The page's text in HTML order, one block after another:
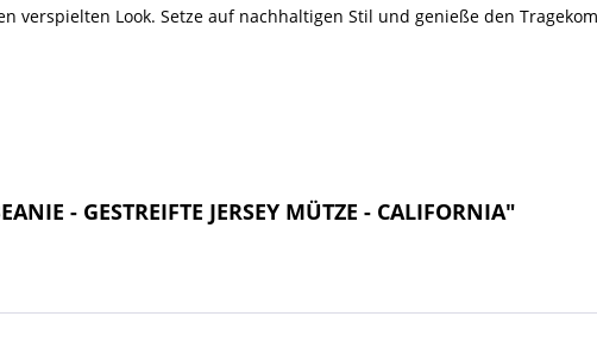
verspielten Look. Setze auf nachhaltigen Stil und genieße den
- GESTREIFTE JERSEY MÜTZE - CALIFORNIA"